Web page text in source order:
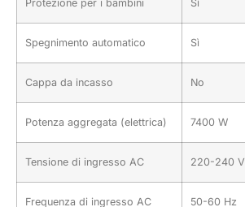
Protezione per i bambini Sì
Spegnimento automatico Sì
Cappa da incasso No
Potenza aggregata (elettrica) 7400 W
Tensione di ingresso AC 220-240 V
Frequenza di ingresso AC 50-60 Hz